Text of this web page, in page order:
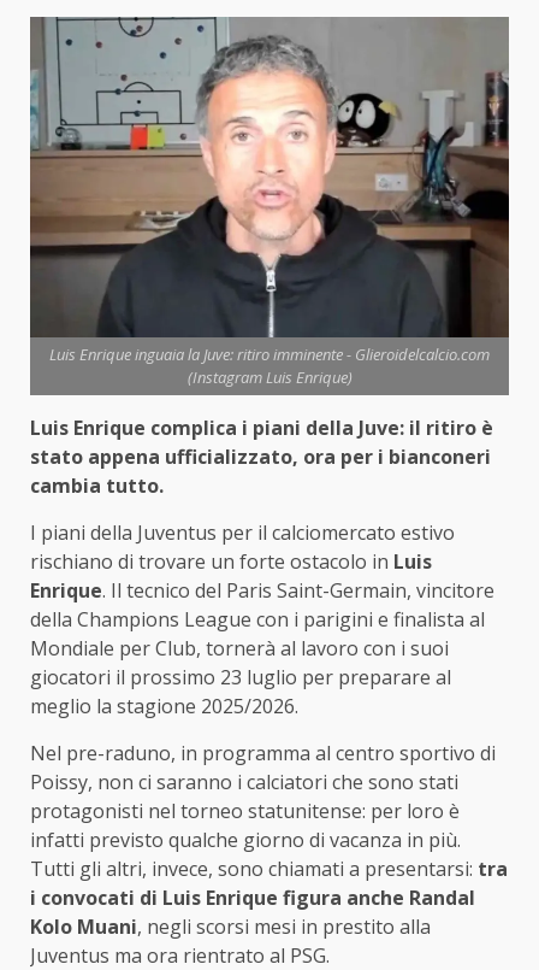
Luis Enrique inguaia la Juve: ritiro imminente - Glieroidelcalcio.com
(Instagram Luis Enrique)
Luis Enrique complica i piani della Juve: il ritiro è
stato appena ufficializzato, ora per i bianconeri
cambia tutto.
I piani della Juventus per il calciomercato estivo
rischiano di trovare un forte ostacolo in Luis
Enrique. Il tecnico del Paris Saint-Germain, vincitore
della Champions League con i parigini e finalista al
Mondiale per Club, tornerà al lavoro con i suoi
giocatori il prossimo 23 luglio per preparare al
meglio la stagione 2025/2026.
Nel pre-raduno, in programma al centro sportivo di
Poissy, non ci saranno i calciatori che sono stati
protagonisti nel torneo statunitense: per loro è
infatti previsto qualche giorno di vacanza in più.
Tutti gli altri, invece, sono chiamati a presentarsi: tra
i convocati di Luis Enrique figura anche Randal
Kolo Muani, negli scorsi mesi in prestito alla
Juventus ma ora rientrato al PSG.